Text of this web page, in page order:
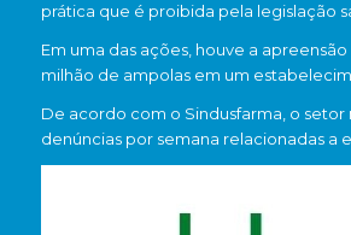
prática que é proibida pela legislação
Em uma das ações, houve a apreensão
milhão de ampolas em um
De acordo com o Sindusfarma , o
denúncias por semana relacionadas a